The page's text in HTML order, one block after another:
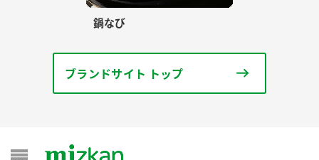
鍋なび
ブランドサイト トップ